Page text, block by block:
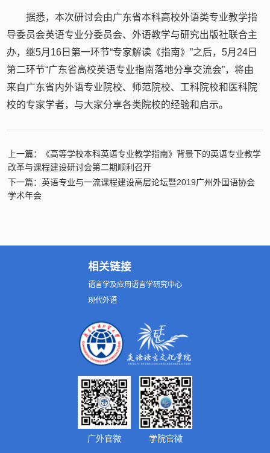
据悉，本次研讨会由广东省本科高校外语类专业教学指
导委员会英语专业分委员会、外语教学与研究出版社联合主
办，继5月16日第一环节“专家解读《指南》”之后，5月24日
第二环节“广东省高校英语专业指南落地分享交流会”，将由
来自广东省内外语专业院校、师范院校、工科院校和医科院
校的专家学者，与大家分享各类院校的经验和启示。
上一篇：《高等学校本科英语专业教学指南》背景下的英语专业教学
改革与课程建设研讨会第二期顺利召开
下一篇：英语专业与一流课程建设高层论坛暨2019广州外国语协会
学术年会
相关链接
语言学及应用语言学研究中心
现代外语
广外官微 学院官微